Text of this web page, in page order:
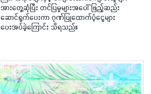
အားတွေ့ဆုံပြီး တင်ပြမှုများအပေါ် ဖြည့်ဆည်း
ဆောင်ရွက်ပေးကာ ဂုဏ်ပြုထောက်ပံ့ငွေများ
ပေးအပ်ခဲ့ကြောင်း သိရသည်။